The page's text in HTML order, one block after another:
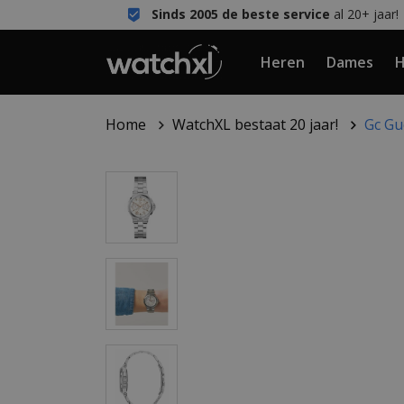
Sinds 2005 de beste service al 20+ jaar!
Heren Dames
Home WatchXL bestaat 20 jaar! Gc